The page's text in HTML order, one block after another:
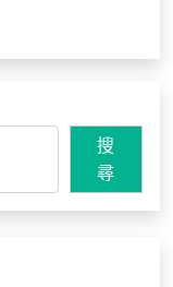
搜
尋